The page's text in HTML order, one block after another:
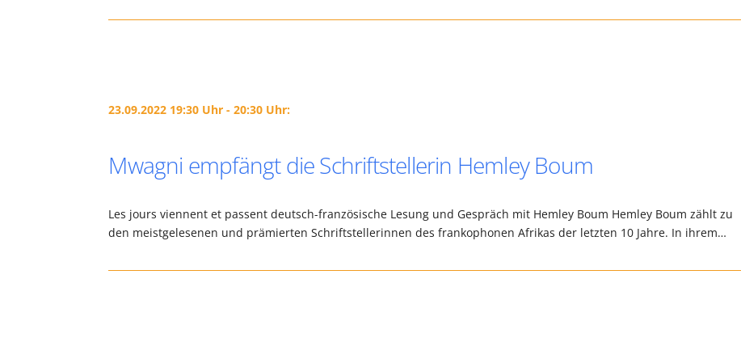
23.09.2022 19:30 Uhr - 20:30 Uhr:
Mwagni empfängt die Schriftstellerin Hemley Boum
Les jours viennent et passent deutsch-französische Lesung und Gespräch mit Hemley Boum Hemley Boum zählt zu
den meistgelesenen und prämierten Schriftstellerinnen des frankophonen Afrikas der letzten 10 Jahre. In ihrem…